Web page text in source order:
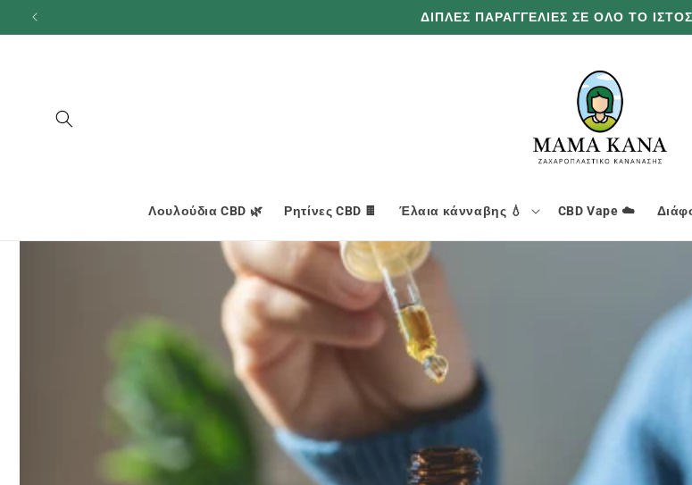
προχωρήστε
στο
ΔΙΠΛΕΣ ΠΑΡΑΓΓΕΛΙΕΣ ΣΕ ΟΛΟ ΤΟ
Λουλούδια CBD 🌿 Ρητίνες CBD 🍫 Έλαια κάνναβης 💧 CBD Vape ☁️